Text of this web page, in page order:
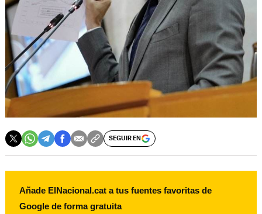
SEGUIR EN
Añade ElNacional.cat a tus fuentes favoritas de
Google de forma gratuita